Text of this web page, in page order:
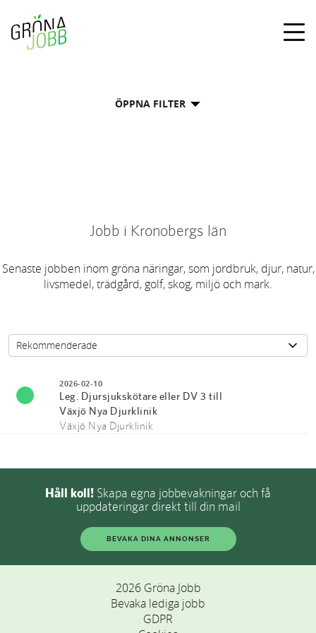
ÖPPNA FILTER
Jobb i Kronobergs län
Senaste jobben inom gröna näringar, som jordbruk, djur, natur,
livsmedel, trädgård, golf, skog, miljö och mark.
2026-02-10
Leg. Djursjukskötare eller DV 3 till
Växjö Nya Djurklinik
Växjö Nya Djurklinik
Håll koll! Skapa egna jobbevakningar och få
uppdateringar direkt till din mail
BEVAKA DINA ANNONSER
2026 Gröna Jobb
Bevaka lediga jobb
GDPR